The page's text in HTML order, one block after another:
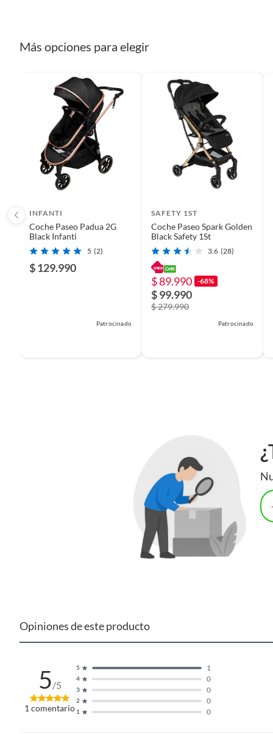
Cuenta con huevo (silla para auto)
Forro de asiento desmontable
Capacidad del coche
Modelo
Detalle de la garantía
Más opciones para elegir
INFANTI
Coche Paseo Padua 2G
Black Infanti
5 (2)
$ 129.990
Patrocinado
SAFETY 1ST
Coche Paseo Spark Golden
Black Safety 1St
3.6 (28)
$ 89.990 -68%
$ 99.990
$ 279.990
Patrocinado
Opiniones de este producto
5/5
1 comentario 1 0
2 0
3 0
4 0
5 1